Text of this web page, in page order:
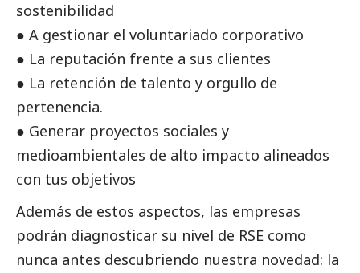
sostenibilidad
● A gestionar el voluntariado corporativo
● La reputación frente a sus clientes
● La retención de talento y orgullo de
pertenencia.
● Generar proyectos sociales y
medioambientales de alto impacto alineados
con tus objetivos
Además de estos aspectos, las empresas
podrán diagnosticar su nivel de RSE como
nunca antes descubriendo nuestra novedad: la